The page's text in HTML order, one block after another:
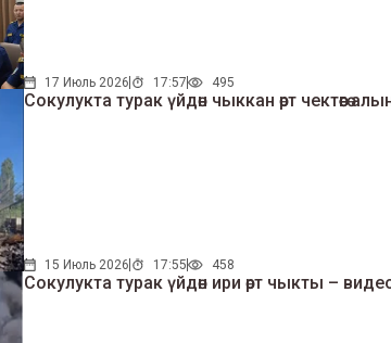
17 Июль 2026 17:57 495
Сокулукта турак үйдөн чыккан өрт чектөөгө
15 Июль 2026 17:55 458
Сокулукта турак үйдөн ири өрт чыкты –